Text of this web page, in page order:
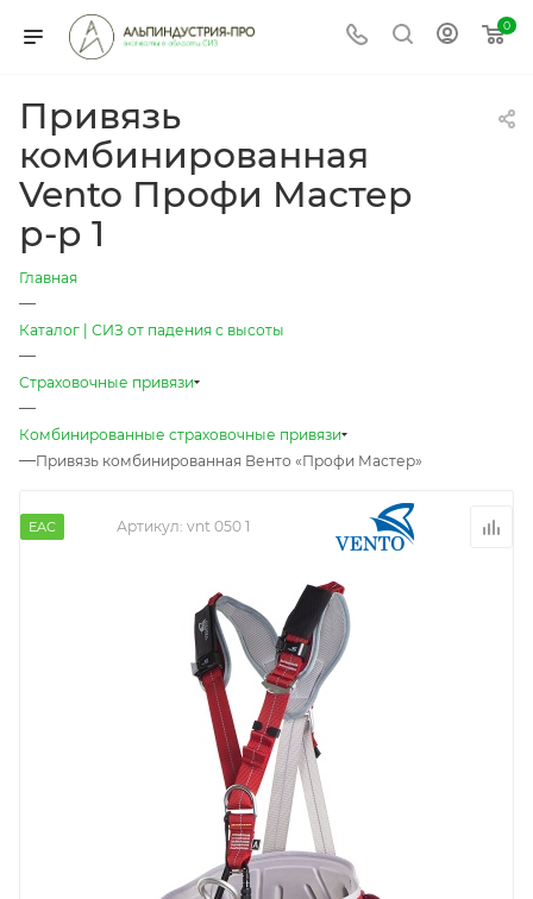
0
Привязь
комбинированная
Vento Профи Мастер
р-р 1
Главная
—
Каталог | СИЗ от падения с высоты
—
Страховочные привязи
—
Комбинированные страховочные привязи
—Привязь комбинированная Венто «Профи Мастер»
EAC Артикул: vnt 050 1